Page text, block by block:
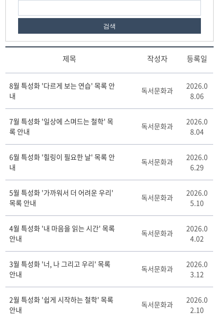
검색
성
화
추
천
목
시
판
리
스
트
블
제목 작성자 등록일
8월 특성화 '다르게 보는 연습' 목록 안
내
독서문화과
2026.0
8.06
7월 특성화 '일상에 스며드는 철학' 목
록 안내
독서문화과
2026.0
8.04
6월 특성화 '힐링이 필요한 날' 목록 안
내
독서문화과
2026.0
6.29
5월 특성화 '가까워서 더 어려운 우리'
목록 안내
독서문화과
2026.0
5.10
4월 특성화 '내 마음을 읽는 시간' 목록
안내
독서문화과
2026.0
4.02
3월 특성화 '너, 나 그리고 우리' 목록
안내
독서문화과
2026.0
3.12
2월 특성화 '쉽게 시작하는 철학' 목록
안내
독서문화과
2026.0
2.10